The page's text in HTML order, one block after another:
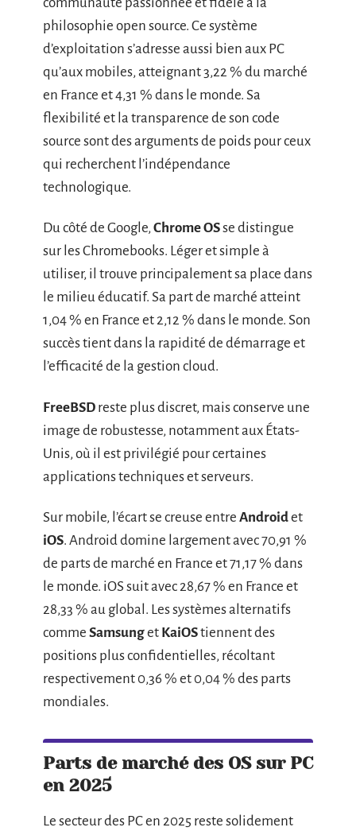
philosophie open source. Ce système
d’exploitation s’adresse aussi bien aux PC
qu’aux mobiles, atteignant 3,22 % du marché
en France et 4,31 % dans le monde. Sa
flexibilité et la transparence de son code
source sont des arguments de poids pour ceux
qui recherchent l’indépendance
technologique.
Du côté de Google,Chrome OSse distingue
sur les Chromebooks. Léger et simple à
utiliser, il trouve principalement sa place dans
le milieu éducatif. Sa part de marché atteint
1,04 % en France et 2,12 % dans le monde. Son
succès tient dans la rapidité de démarrage et
l’efficacité de la gestion cloud.
FreeBSD reste plus discret, mais conserve une
image de robustesse, notamment aux États-
Unis, où il est privilégié pour certaines
applications techniques et serveurs.
Sur mobile, l’écart se creuse entre Androidet
iOS. Android domine largement avec 70,91 %
de parts de marché en France et 71,17 % dans
le monde. iOS suit avec 28,67 % en France et
28,33 % au global. Les systèmes alternatifs
comme Samsunget KaiOStiennent des
positions plus confidentielles, récoltant
respectivement 0,36 % et 0,04 % des parts
mondiales.
Parts de marché des OS sur PC
en 2025
Le secteur des PC en 2025 reste solidement